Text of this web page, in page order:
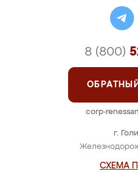
г.
СХЕМА
8 (800)
corp-